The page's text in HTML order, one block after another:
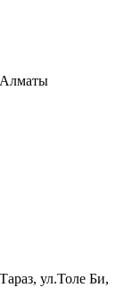
Алматы
Тараз, ул.Толе Би,